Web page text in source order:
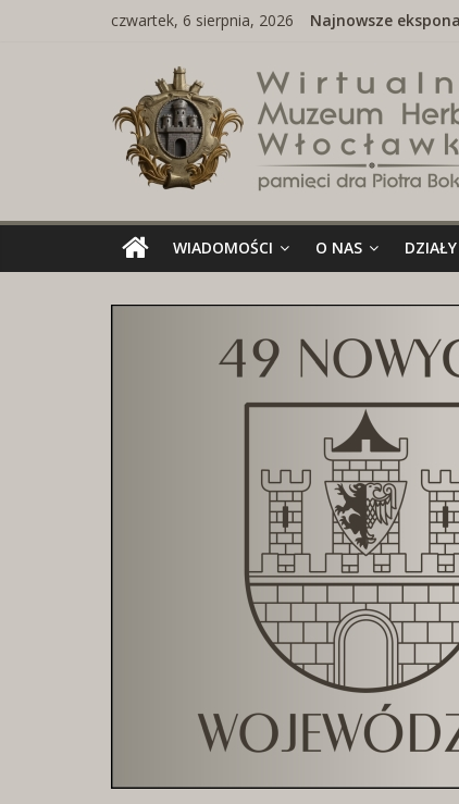
czwartek, 6 sierpnia, 2026 Najnowsze
Wirtualne
Muzeum
Herbu
Włocławka
Wirtualne
WIADOMOŚCI O NAS